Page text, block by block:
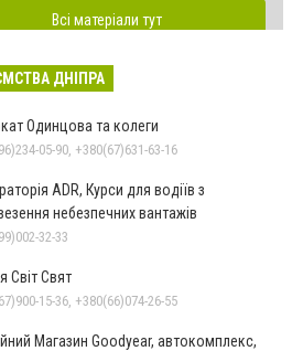
Всі матеріали тут
ДНІПРА
Одинцова та колеги
05-90, +380(67)631-63-16
ADR, Курси для водіїв з
небезпечних вантажів
32-33
Світ Свят
15-36, +380(66)074-26-55
Магазин Goodyear, автокомплекс,